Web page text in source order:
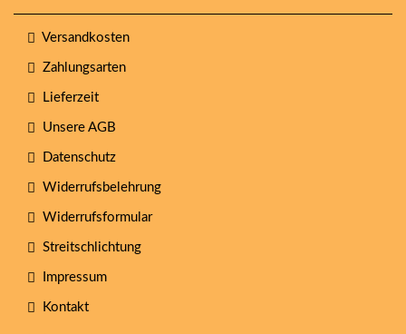
Versandkosten
Zahlungsarten
Lieferzeit
Unsere AGB
Datenschutz
Widerrufsbelehrung
Widerrufsformular
Streitschlichtung
Impressum
Kontakt